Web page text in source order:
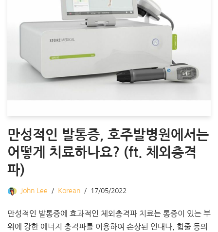
만성적인 발통증, 호주발병원에서는
어떻게 치료하나요? (ft. 체외충격
파)
John Lee Korean 17/05/2022
만성적인 발통증에 효과적인 체외충격파 치료는 통증이 있는 부
위에 강한 에너지 충격파를 이용하여 손상된 인대나, 힘줄 등의